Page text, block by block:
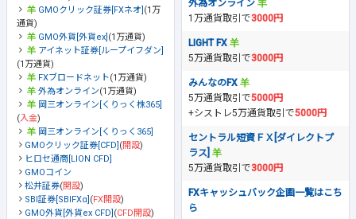
GMOクリック証券[FXネオ] (1万
通貨)
GMO外貨[外貨ex] (1万通貨)
アイネット証券[ループイフダン]
(1万通貨)
FXブロードネット(1万通貨)
外為オンライン(1万通貨)
岡三オンライン[くりっく株365]
(入金)
岡三オンライン[くりっく365]
GMOクリック証券[CFD] (開設)
ヒロセ通商[LION CFD]
GMOコイン
松井証券(開設)
SBI証券[SBIFXα] (FX開設)
GMO外貨[外貨ex CFD] (CFD開設)
外為オンライン
1万通貨取引で3000円
LIGHT FX
5万通貨取引で3000円
みんなのFX
5万通貨取引で5000円
+シストレ5万通貨取引で5000円
セントラル短資ＦＸ[ダイレクトプ
ラス]
5万通貨取引で3000円
FXキャッシュバック企画一覧はこち
ら